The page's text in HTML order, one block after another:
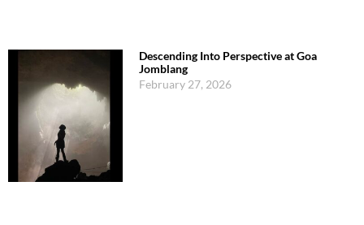
Descending Into Perspective at Goa
Jomblang
February 27, 2026